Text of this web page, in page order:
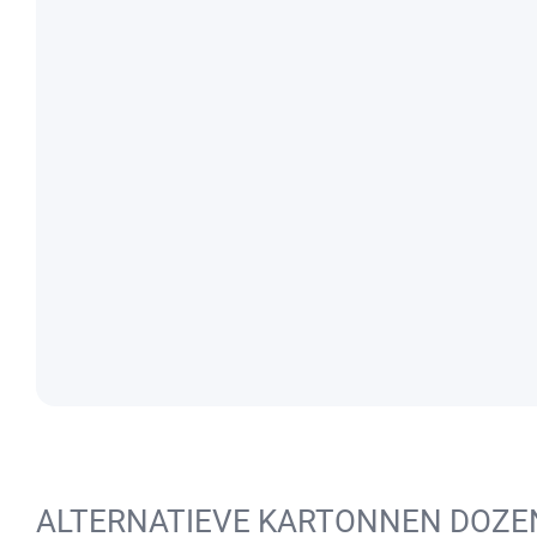
ALTERNATIEVE KARTONNEN